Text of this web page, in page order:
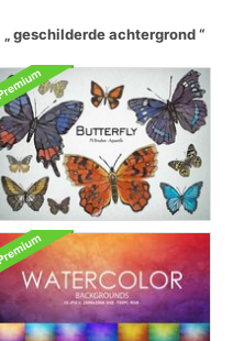
geschilderde achtergrond